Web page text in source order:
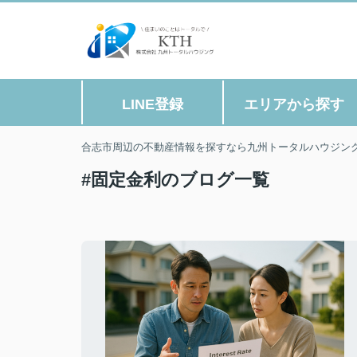
LINE登録 エリアから探す
合志市周辺の不動産情報を探すなら九州トータルハウジン
#固定金利のブログ一覧